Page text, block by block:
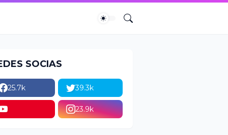
SOCIAS
25.7k 39.3k
23.9k